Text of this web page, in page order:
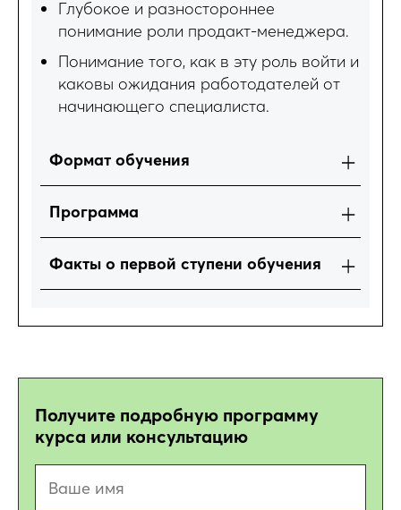
Глубокое и разностороннее
понимание роли продакт-менеджера.
Понимание того, как в эту роль войти и
каковы ожидания работодателей от
начинающего специалиста.
Формат обучения
Программа
Факты о первой ступени обучения
Получите подробную программу
курса или консультацию